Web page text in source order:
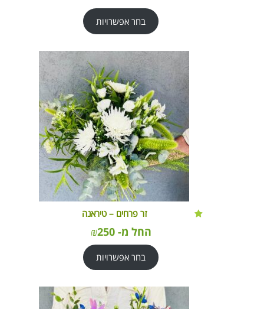
בחר אפשרויות
זר פרחים – טיראנה
החל מ- ₪250
בחר אפשרויות